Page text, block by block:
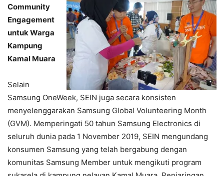
Community
Engagement
untuk Warga
Kampung
Kamal Muara
Selain
Samsung OneWeek, SEIN juga secara konsisten
menyelenggarakan Samsung Global Volunteering Month
(GVM). Memperingati 50 tahun Samsung Electronics di
seluruh dunia pada 1 November 2019, SEIN mengundang
konsumen Samsung yang telah bergabung dengan
komunitas Samsung Member untuk mengikuti program